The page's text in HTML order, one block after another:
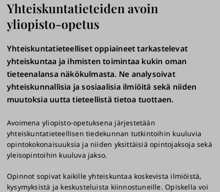
Yhteiskuntatieteiden avoin
yliopisto-opetus
Yhteiskuntatieteelliset oppiaineet tarkastelevat
yhteiskuntaa ja ihmisten toimintaa kukin oman
tieteenalansa näkökulmasta. Ne analysoivat
yhteiskunnallisia ja sosiaalisia ilmiöitä sekä niiden
muutoksia uutta tieteellistä tietoa tuottaen.
Avoimena yliopisto-opetuksena järjestetään
yhteiskuntatieteellisen tiedekunnan tutkintoihin kuuluvia
opintokokonaisuuksia ja niiden yksittäisiä opintojaksoja sekä
yleisopintoihin kuuluva jakso.
Opinnot sopivat kaikille yhteiskuntaa koskevista ilmiöistä,
kysymyksistä ja keskusteluista kiinnostuneille. Opiskella voi